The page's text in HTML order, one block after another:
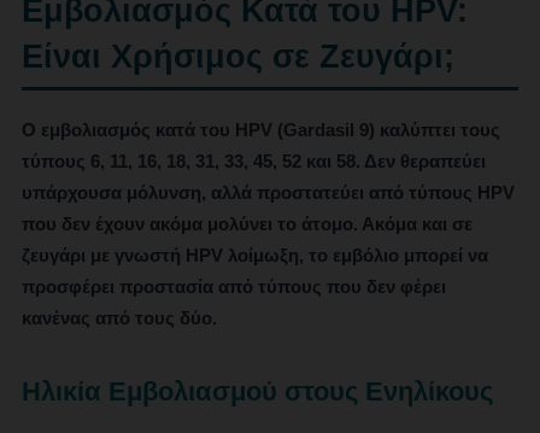
Εμβολιασμός Κατά του HPV:
Είναι Χρήσιμος σε Ζευγάρι;
Ο εμβολιασμός κατά του HPV (Gardasil 9) καλύπτει τους
τύπους 6, 11, 16, 18, 31, 33, 45, 52 και 58. Δεν θεραπεύει
υπάρχουσα μόλυνση, αλλά προστατεύει από τύπους HPV
που δεν έχουν ακόμα μολύνει το άτομο. Ακόμα και σε
ζευγάρι με γνωστή HPV λοίμωξη, το εμβόλιο μπορεί να
προσφέρει προστασία από τύπους που δεν φέρει
κανένας από τους δύο.
Ηλικία Εμβολιασμού στους Ενηλίκους